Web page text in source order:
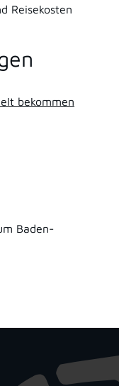
Reisekosten
bekommen
Baden-